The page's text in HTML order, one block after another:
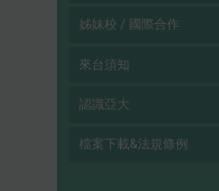
姊妹校 / 國際合作
來台須知
認識亞大
檔案下載&法規條例